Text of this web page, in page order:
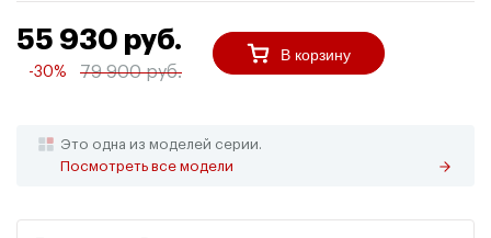
55 930 руб.
-30% 79 900 руб.
В корзину
Это одна из моделей серии.
Посмотреть все модели